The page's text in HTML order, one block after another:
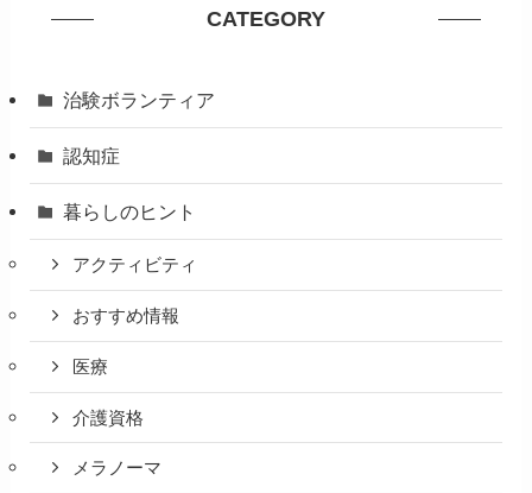
CATEGORY
治験ボランティア
認知症
暮らしのヒント
アクティビティ
おすすめ情報
医療
介護資格
メラノーマ